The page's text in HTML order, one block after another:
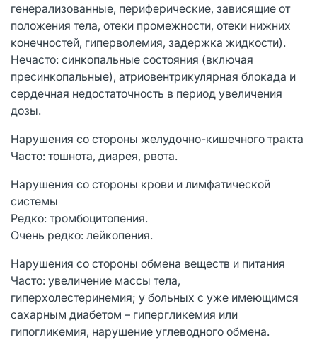
генерализованные, периферические, зависящие от
положения тела, отеки промежности, отеки нижних
конечностей, гиперволемия, задержка жидкости).
Нечасто: синкопальные состояния (включая
пресинкопальные), атриовентрикулярная блокада и
сердечная недостаточность в период увеличения
дозы.
Нарушения со стороны желудочно-кишечного тракта
Часто: тошнота, диарея, рвота.
Нарушения со стороны крови и лимфатической
системы
Редко: тромбоцитопения.
Очень редко: лейкопения.
Нарушения со стороны обмена веществ и питания
Часто: увеличение массы тела,
гиперхолестеринемия; у больных с уже имеющимся
сахарным диабетом – гипергликемия или
гипогликемия, нарушение углеводного обмена.